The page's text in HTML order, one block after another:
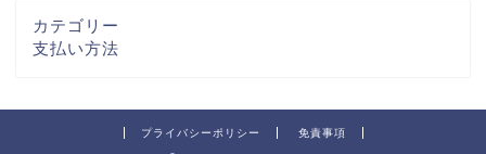
カテゴリー
支払い方法
プライバシーポリシー 免責事項